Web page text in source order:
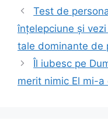
Test de
înțelepciune și
tale dominante de
Îl iubesc pe
merit nimic El mi-